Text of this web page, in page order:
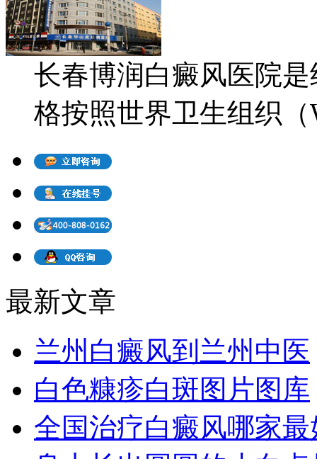
长春博润白癜风医院
格按照世界卫生组织（
最新文章
兰州白癜风到兰州中医
白色糠疹白斑图片图库
全国治疗白癜风哪家